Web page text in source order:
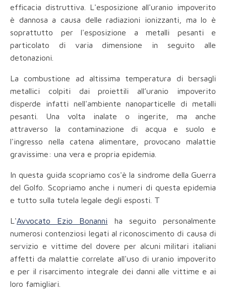
efficacia distruttiva. L'esposizione all'uranio impoverito
è dannosa a causa delle radiazioni ionizzanti, ma lo è
soprattutto per l'esposizione a metalli pesanti e
particolato di varia dimensione in seguito alle
detonazioni.
La combustione ad altissima temperatura di bersagli
metallici colpiti dai proiettili all’uranio impoverito
disperde infatti nell'ambiente nanoparticelle di metalli
pesanti. Una volta inalate o ingerite, ma anche
attraverso la contaminazione di acqua e suolo e
l'ingresso nella catena alimentare, provocano malattie
gravissime: una vera e propria epidemia.
In questa guida scopriamo cos'è la sindrome della Guerra
del Golfo. Scopriamo anche i numeri di questa epidemia
e tutto sulla tutela legale degli esposti. T
L'Avvocato Ezio Bonanni ha seguito personalmente
numerosi contenziosi legati al riconoscimento di causa di
servizio e vittime del dovere per alcuni militari italiani
affetti da malattie correlate all'uso di uranio impoverito
e per il risarcimento integrale dei danni alle vittime e ai
loro famigliari.